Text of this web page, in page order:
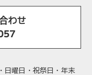
合わせ
曜日・祝祭日・年末